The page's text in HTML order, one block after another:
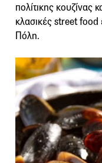
πολίτικης κουζίνας
κλασικές street food
Πόλη.